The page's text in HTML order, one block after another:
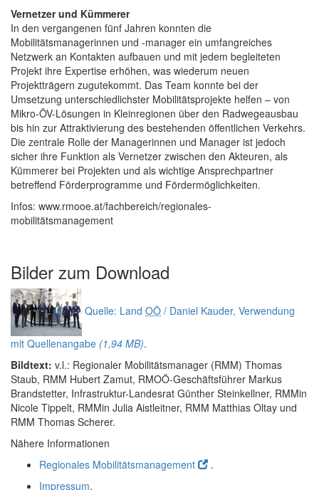
Vernetzer und Kümmerer
In den vergangenen fünf Jahren konnten die
Mobilitätsmanagerinnen und -manager ein umfangreiches
Netzwerk an Kontakten aufbauen und mit jedem begleiteten
Projekt ihre Expertise erhöhen, was wiederum neuen
Projektträgern zugutekommt. Das Team konnte bei der
Umsetzung unterschiedlichster Mobilitätsprojekte helfen – von
Mikro-ÖV-Lösungen in Kleinregionen über den Radwegeausbau
bis hin zur Attraktivierung des bestehenden öffentlichen Verkehrs.
Die zentrale Rolle der Managerinnen und Manager ist jedoch
sicher ihre Funktion als Vernetzer zwischen den Akteuren, als
Kümmerer bei Projekten und als wichtige Ansprechpartner
betreffend Förderprogramme und Fördermöglichkeiten.
Infos: www.rmooe.at/fachbereich/regionales-
mobilitätsmanagement
Bilder zum Download
Quelle: Land OÖ / Daniel Kauder, Verwendung
mit Quellenangabe (1,94 MB).
Bildtext: v.l.: Regionaler Mobilitätsmanager (RMM) Thomas
Staub, RMM Hubert Zamut, RMOÖ-Geschäftsführer Markus
Brandstetter, Infrastruktur-Landesrat Günther Steinkellner, RMMin
Nicole Tippelt, RMMin Julia Aistleitner, RMM Matthias Oltay und
RMM Thomas Scherer.
Nähere Informationen
Regionales Mobilitätsmanagement
.
Impressum.